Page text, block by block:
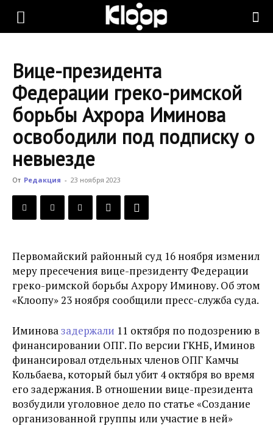
KLOOP.KG
Новости
Кыргызстана
Вице-президента
Федерации греко-римской
борьбы Ахрора Иминова
освободили под подписку о
невыезде
От Редакция - 23 ноября 2023
Первомайский районный суд 16 ноября изменил
меру пресечения вице-президенту Федерации
греко-римской борьбы Ахрору Иминову. Об этом
«Клоопу» 23 ноября сообщили пресс-служба суда.
Иминовазадержали 11 октября по подозрению в
финансировании ОПГ.По версии ГКНБ, Иминов
финансировал отдельных членов ОПГ Камчы
Кольбаева, который был убит 4 октября во время
его задержания. В отношении вице-президента
возбудили уголовное дело по статье «Создание
организованной группы или участие в ней»